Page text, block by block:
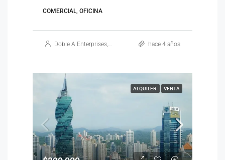
COMERCIAL, OFICINA
Doble A Enterprises, S.A. hace 4 años
ALQUILER VENTA